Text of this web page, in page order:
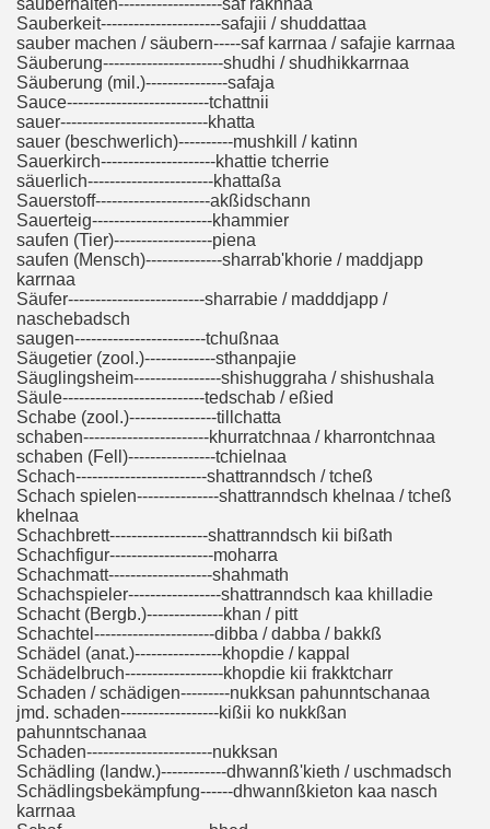
Sauberkeit----------------------safajii / shuddattaa
sauber machen / säubern-----saf karrnaa / safajie karrnaa
Säuberung----------------------shudhi / shudhikkarrnaa
Säuberung (mil.)---------------safaja
Sauce--------------------------tchattnii
sauer---------------------------khatta
sauer (beschwerlich)----------mushkill / katinn
Sauerkirch---------------------khattie tcherrie
säuerlich-----------------------khattaßa
Sauerstoff---------------------akßidschann
Sauerteig----------------------khammier
saufen (Tier)------------------piena
saufen (Mensch)--------------sharrab'khorie / maddjapp
karrnaa
Säufer-------------------------sharrabie / madddjapp /
naschebadsch
saugen------------------------tchußnaa
Säugetier (zool.)-------------sthanpajie
Säuglingsheim----------------shishuggraha / shishushala
Säule--------------------------tedschab / eßied
Schabe (zool.)----------------tillchatta
schaben-----------------------khurratchnaa / kharrontchnaa
schaben (Fell)----------------tchielnaa
Schach------------------------shattranndsch / tcheß
Schach spielen---------------shattranndsch khelnaa / tcheß
khelnaa
Schachbrett------------------shattranndsch kii bißath
Schachfigur-------------------moharra
Schachmatt-------------------shahmath
Schachspieler-----------------shattranndsch kaa khilladie
Schacht (Bergb.)--------------khan / pitt
Schachtel----------------------dibba / dabba / bakkß
Schädel (anat.)----------------khopdie / kappal
Schädelbruch------------------khopdie kii frakktcharr
Schaden / schädigen---------nukksan pahunntschanaa
jmd. schaden------------------kißii ko nukkßan
pahunntschanaa
Schaden-----------------------nukksan
Schädling (landw.)------------dhwannß'kieth / uschmadsch
Schädlingsbekämpfung------dhwannßkieton kaa nasch
karrnaa